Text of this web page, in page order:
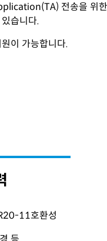
전송을 위
습니다.
이 가능합니다.
11호환성